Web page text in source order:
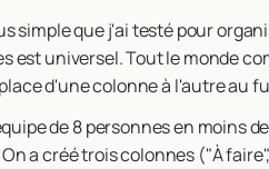
simple que j'ai testé pour
est universel. Tout le monde
d'une colonne à l'autre au
de 8 personnes en moins
a créé trois colonnes ("À